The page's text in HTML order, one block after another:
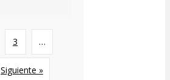
3 …
Siguiente »